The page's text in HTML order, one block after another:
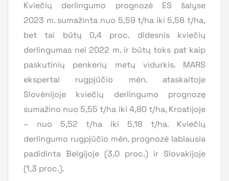
Kviečių derlingumo prognozė ES šalyse
2023 m. sumažinta nuo 5,59 t/ha iki 5,58 t/ha,
bet tai būtų 0,4 proc. didesnis kviečių
derlingumas nei 2022 m. ir būtų toks pat kaip
paskutinių penkerių metų vidurkis. MARS
ekspertai rugpjūčio mėn. ataskaitoje
Slovėnijoje kviečių derlingumo prognozę
sumažino nuo 5,55 t/ha iki 4,80 t/ha, Kroatijoje
– nuo 5,52 t/ha iki 5,18 t/ha. Kviečių
derlingumo rugpjūčio mėn. prognozė labiausia
padidinta Belgijoje (3,0 proc.) ir Slovakijoje
(1,3 proc.).